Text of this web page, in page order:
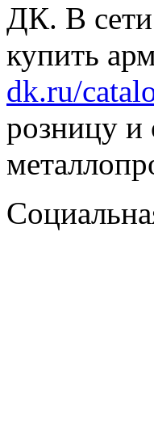
ДК. В сети
купить
dk.ru/
розницу и